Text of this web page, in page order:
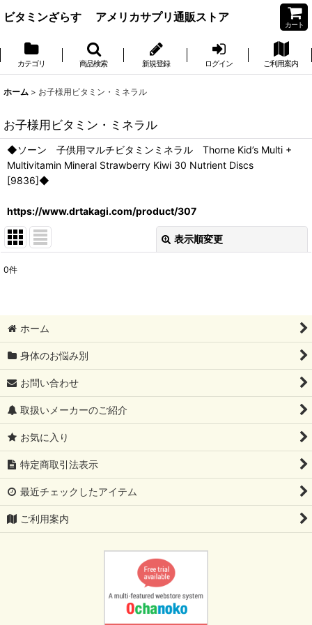
ビタミンざらす アメリカサプリ通販ストア
カート
カテゴリ 商品検索 新規登録 ログイン ご利用案内
ホーム > お子様用ビタミン・ミネラル
お子様用ビタミン・ミネラル
◆ソーン 子供用マルチビタミンミネラル Thorne Kid’s Multi +
Multivitamin Mineral Strawberry Kiwi 30 Nutrient Discs
[9836]◆
https://www.drtakagi.com/product/307
表示順変更
0件
ホーム
身体のお悩み別
お問い合わせ
取扱いメーカーのご紹介
お気に入り
特定商取引法表示
最近チェックしたアイテム
ご利用案内